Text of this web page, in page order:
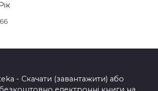
- Скачати (завантажити) або